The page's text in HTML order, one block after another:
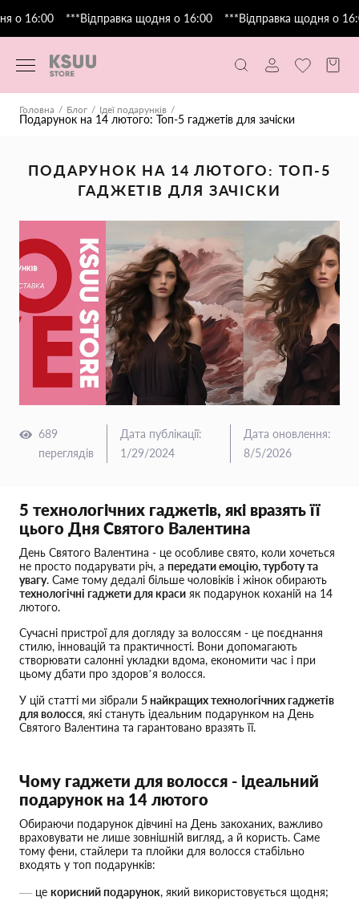
о 16:00 ***Відправка щодня о 16:00 ***Відправка щодня о
Головна Блог Ідеї подарунків
Подарунок на 14 лютого: Топ-5 гаджетів для зачіски
ПОДАРУНОК НА 14 ЛЮТОГО: ТОП-5
ГАДЖЕТІВ ДЛЯ ЗАЧІСКИ
689
переглядів
Дата публікації:
1/29/2024
Дата оновлення:
8/5/2026
5 технологічних гаджетів, які вразять її
цього Дня Святого Валентина
День Святого Валентина - це особливе свято, коли хочеться
не просто подарувати річ, а передати емоцію, турботу та
увагу. Саме тому дедалі більше чоловіків і жінок обирають
технологічні гаджети для краси як подарунок коханій на 14
лютого.
Сучасні пристрої для догляду за волоссям - це поєднання
стилю, інновацій та практичності. Вони допомагають
створювати салонні укладки вдома, економити час і при
цьому дбати про здоров’я волосся.
У цій статті ми зібрали 5 найкращих технологічних гаджетів
для волосся, які стануть ідеальним подарунком на День
Святого Валентина та гарантовано вразять її.
Чому гаджети для волосся - ідеальний
подарунок на 14 лютого
Обираючи подарунок дівчині на День закоханих, важливо
враховувати не лише зовнішній вигляд, а й користь. Саме
тому фени, стайлери та плойки для волосся стабільно
входять у топ подарунків:
це корисний подарунок, який використовується щодня;